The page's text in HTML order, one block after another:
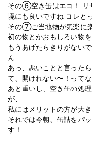
その⑥空き缶はエコ！ リ
境にも良いですね コレと
その⑦ご当地物が気楽に
初の物とかおもしろい物
もうあげたらきりがない
ん
あっ、悪いことと言った
て、開けれない〜！って
あと重いし、空き缶の処
が、
私にはメリットの方が大
それでは今朝、缶詰をパ
す！